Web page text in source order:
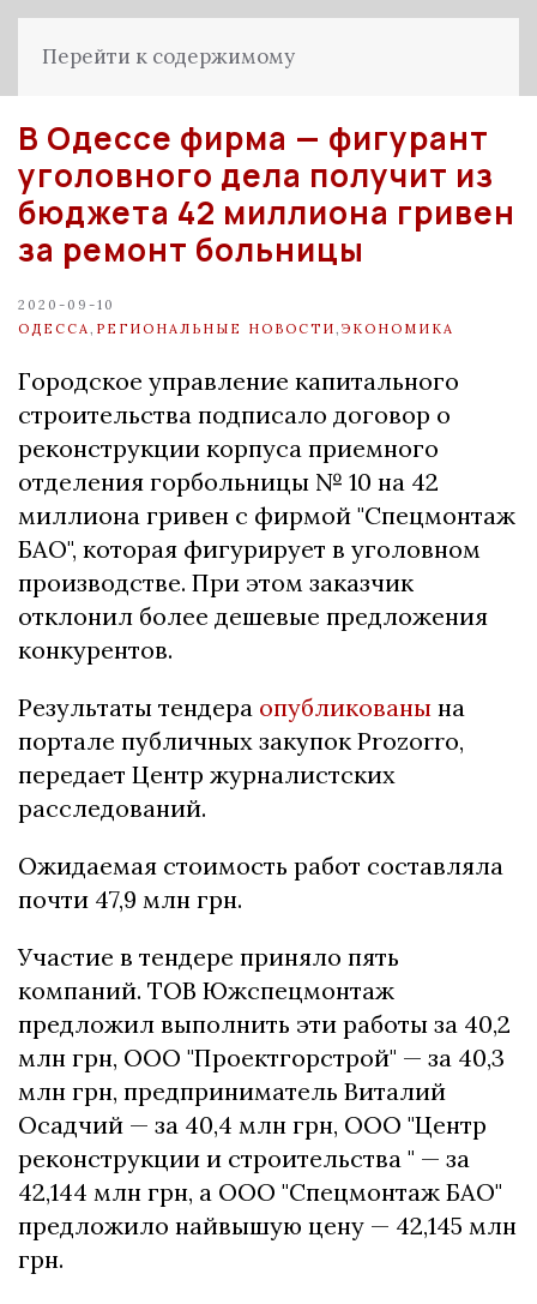
Перейти к содержимому
В Одессе фирма — фигурант
уголовного дела получит из
бюджета 42 миллиона гривен
за ремонт больницы
2020-09-10
ОДЕССА
РЕГИОНАЛЬНЫЕ НОВОСТИ ЭКОНОМИКА
Городское управление капитального
строительства подписало договор о
реконструкции корпуса приемного
отделения горбольницы № 10 на 42
миллиона гривен с фирмой "Спецмонтаж
БАО", которая фигурирует в уголовном
производстве. При этом заказчик
отклонил более дешевые предложения
конкурентов.
Результаты тендера опубликованы на
портале публичных закупок Prozorro,
передает Центр журналистских
расследований.
Ожидаемая стоимость работ составляла
почти 47,9 млн грн.
Участие в тендере приняло пять
компаний. ТОВ Южспецмонтаж
предложил выполнить эти работы за 40,2
млн грн, ООО "Проектгорстрой" — за 40,3
млн грн, предприниматель Виталий
Осадчий — за 40,4 млн грн, ООО "Центр
реконструкции и строительства " — за
42,144 млн грн, а ООО "Спецмонтаж БАО"
предложило найвышую цену — 42,145 млн
грн.